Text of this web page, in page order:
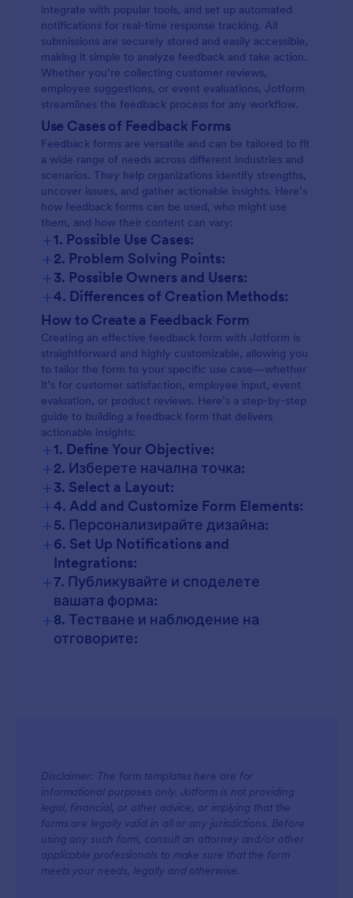
integrate with popular tools, and set up automated
notifications for real-time response tracking. All
submissions are securely stored and easily accessible,
making it simple to analyze feedback and take action.
Whether you’re collecting customer reviews,
employee suggestions, or event evaluations, Jotform
streamlines the feedback process for any workflow.
Use Cases of Feedback Forms
Feedback forms are versatile and can be tailored to fit
a wide range of needs across different industries and
scenarios. They help organizations identify strengths,
uncover issues, and gather actionable insights. Here’s
how feedback forms can be used, who might use
them, and how their content can vary:
+1. Possible Use Cases:
+2. Problem Solving Points:
+3. Possible Owners and Users:
+4. Differences of Creation Methods:
How to Create a Feedback Form
Creating an effective feedback form with Jotform is
straightforward and highly customizable, allowing you
to tailor the form to your specific use case—whether
it’s for customer satisfaction, employee input, event
evaluation, or product reviews. Here’s a step-by-step
guide to building a feedback form that delivers
actionable insights:
+1. Define Your Objective:
+2. Изберете начална точка:
+3. Select a Layout:
+4. Add and Customize Form Elements:
+5. Персонализирайте дизайна:
+6. Set Up Notifications and
Integrations:
+7. Публикувайте и споделете
вашата форма:
+8. Тестване и наблюдение на
отговорите:
Disclaimer: The form templates here are for
informational purposes only. Jotform is not providing
legal, financial, or other advice, or implying that the
forms are legally valid in all or any jurisdictions. Before
using any such form, consult an attorney and/or other
applicable professionals to make sure that the form
meets your needs, legally and otherwise.